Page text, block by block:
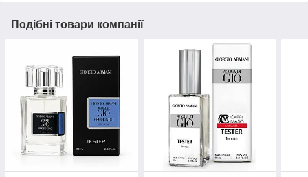
Подібні товари компанії